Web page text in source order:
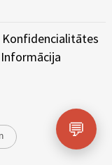
Konfidencialitātes
Informācija
💬